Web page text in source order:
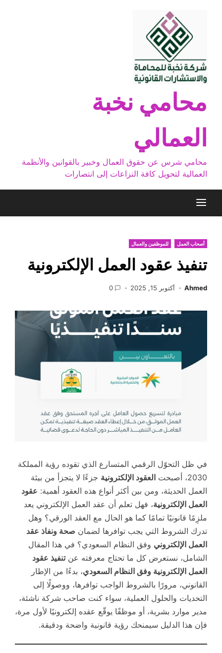
محامي نخبة
العمالي
محامي شرس عن حقوق العمال وخبير بالقوانين والأنظمة
العمالية لتحويل كافة النزاعات إلى انتصارات
أصحاب العمل للموظفين والعمال
تنفيذ عقود العمل الإلكترونية
Ahmed أكتوبر 15, 2025 0
في ظل التحوّل الرقمي المتسارع الذي تقوده رؤية المملكة
2030، أصبحت
العقود الإلكترونية جزءًا لا يتجزأ من بيئة
العمل الحديثة، ومن بين أكثر أنواع هذه العقود أهمية: عقود
العمل الإلكترونية، فهل تعلم أن عقد العمل الإلكتروني يعد
ملزِمًا قانونيًا تمامًا كما هو الحال مع العقد الورقي؟ وهل
تدرك الشروط التي يجب توافرها لضمان صحة ونفاذ عقد
العمل الإلكتروني وفق النظام السعودي؟ في هذا المقال
الشامل، نستعرض كل ما تحتاج معرفته عنتنفيذ عقود
العمل الإلكترونية وفق النظام السعودي، بدءًا من الإطار
القانوني، مرورًا بالشروط الواجب توافرها، ووصولًا إلى
التحديات والحلول العملية، سواء كنت صاحب شركة ناشئة،
مدير موارد بشرية، أو موظفًا يوقّع عقده إلكترونيًا لأول مرة،
فإن هذا الدليل سيمنحك رؤية قانونية واضحة ودقيقة.